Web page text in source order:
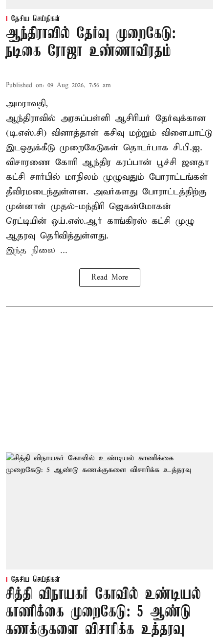
தேசிய செய்திகள்
ஆந்திராவில் தேர்வு முறைகேடு:
நடிகை ரோஜா உண்ணாவிரதம்
Published on: 09 Aug 2026, 7:56 am
அமராவதி,
ஆந்திராவில் அரசுப்பள்ளி ஆசிரியர் தேர்வுக்கான
(டி.எஸ்.சி) வினாத்தாள் கசிவு மற்றும் விளையாட்டு
இடஒதுக்கீடு முறைகேடுகள் தொடர்பாக சி.பி.ஐ.
விசாரணை கோரி ஆந்திர கரப்பான் பூச்சி ஜனதா
கட்சி சார்பில் மாநிலம் முழுவதும் போராட்டங்கள்
தீவிரமடைந்துள்ளன. அவர்களது போராட்டத்திற்கு
முன்னாள் முதல்-மந்திரி ஜெகன்மோகன்
ரெட்டியின் ஒய்.எஸ்.ஆர் காங்கிரஸ் கட்சி முழு
ஆதரவு தெரிவித்துள்ளது.
இந்த நிலை ...
Read More
தேசிய செய்திகள்
சித்தி விநாயகர் கோவில் உண்டியல்
காணிக்கை முறைகேடு: 5 ஆண்டு
கணக்குகளை விசாரிக்க உத்தரவு